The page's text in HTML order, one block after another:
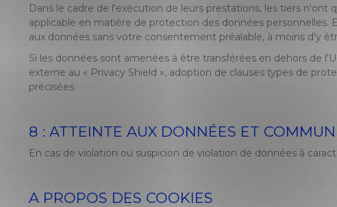
Dans le cadre de l'exécution de leurs prestations, les tiers
applicable en matière de protection des données personnelles.
aux données sans votre consentement préalable, à moins d'y
Si les données sont amenées à être transférées en dehors de
externe au « Privacy Shield », adoption de clauses types de
précisées.
8 : ATTEINTE AUX DONNÉES ET
En cas de violation ou suspicion de violation de données à
A PROPOS DES COOKIES